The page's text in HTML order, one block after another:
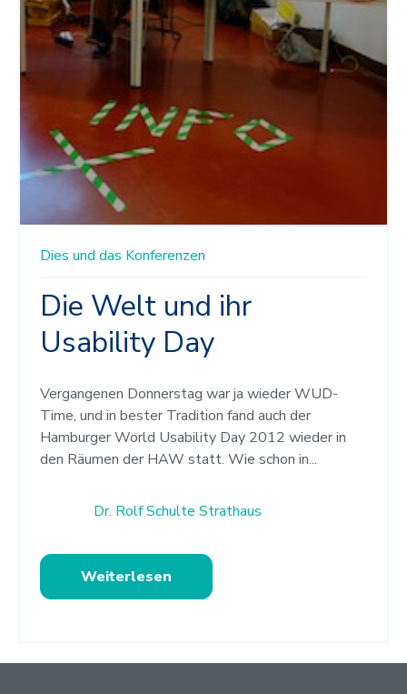
Dies und das Konferenzen
Die Welt und ihr
Usability Day
Vergangenen Donnerstag war ja wieder WUD-
Time, und in bester Tradition fand auch der
Hamburger World Usability Day 2012 wieder in
den Räumen der HAW statt. Wie schon in...
Dr. Rolf Schulte Strathaus
Weiterlesen